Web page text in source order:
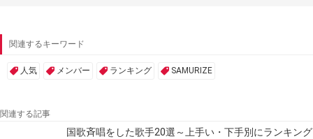
関連するキーワード
人気 メンバー ランキング SAMURIZE
関連する記事
国歌斉唱をした歌手20選～上手い・下手別にランキング